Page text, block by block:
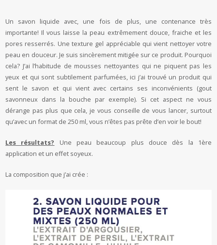
Un savon liquide avec, une fois de plus, une contenance très
importante! Il vous laisse la peau extrêmement douce, fraiche et les
pores resserrés. Une texture gel appréciable qui vient nettoyer votre
peau en douceur. Je suis sincèrement mitigée sur ce produit. Pourquoi
cela? J’ai l’habitude de mousses nettoyantes qui ne piquent pas les
yeux et qui sont subtilement parfumées, ici j’ai trouvé un produit qui
sent le savon et qui vient avec certains ses inconvénients (gout
savonneux dans la bouche par exemple). Si cet aspect ne vous
dérange pas plus que cela, je vous conseille de vous lancer, surtout
qu’avec un format de 250 ml, vous n’êtes pas prête d’en voir le bout!
Les résultats? Une peau beaucoup plus douce dès la 1ère
application et un effet soyeux.
La composition que j’ai crée :